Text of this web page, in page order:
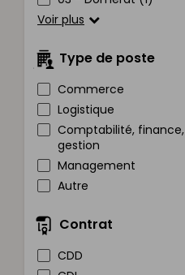
Voir plus
Type de poste
Commerce
Logistique
Comptabilité, finance,
gestion
Management
Autre
Contrat
CDD